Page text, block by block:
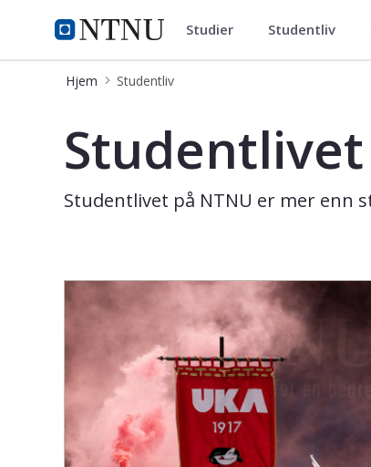
NTNU Hjemmeside
Studentliv Studier Studentliv
Hjem Studentliv
Studentlivet
Studentlivet på NTNU er mer enn